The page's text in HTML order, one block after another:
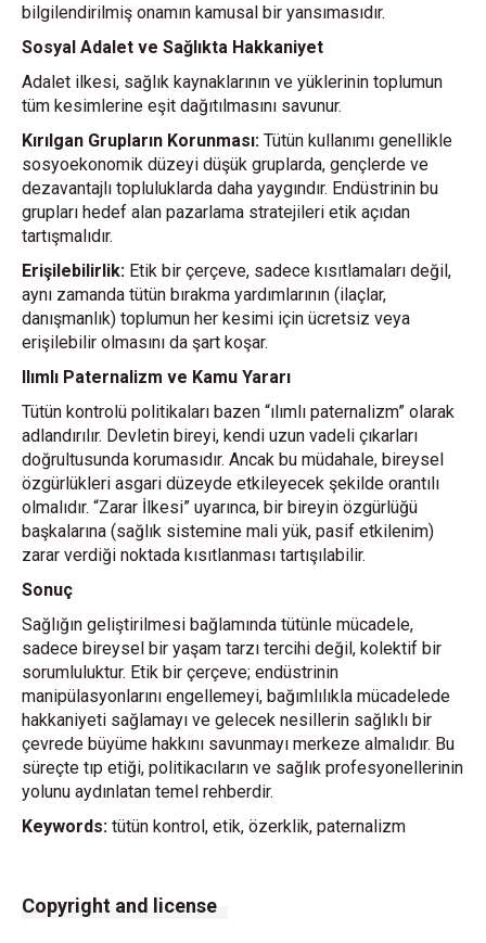
bilgilendirilmiş onamın kamusal bir yansımasıdır.
Sosyal Adalet ve Sağlıkta Hakkaniyet
Adalet ilkesi, sağlık kaynaklarının ve yüklerinin toplumun
tüm kesimlerine eşit dağıtılmasını savunur.
Kırılgan Grupların Korunması: Tütün kullanımı genellikle
sosyoekonomik düzeyi düşük gruplarda, gençlerde ve
dezavantajlı topluluklarda daha yaygındır. Endüstrinin bu
grupları hedef alan pazarlama stratejileri etik açıdan
tartışmalıdır.
Erişilebilirlik: Etik bir çerçeve, sadece kısıtlamaları değil,
aynı zamanda tütün bırakma yardımlarının (ilaçlar,
danışmanlık) toplumun her kesimi için ücretsiz veya
erişilebilir olmasını da şart koşar.
Ilımlı Paternalizm ve Kamu Yararı
Tütün kontrolü politikaları bazen “ılımlı paternalizm” olarak
adlandırılır. Devletin bireyi, kendi uzun vadeli çıkarları
doğrultusunda korumasıdır. Ancak bu müdahale, bireysel
özgürlükleri asgari düzeyde etkileyecek şekilde orantılı
olmalıdır. “Zarar İlkesi” uyarınca, bir bireyin özgürlüğü
başkalarına (sağlık sistemine mali yük, pasif etkilenim)
zarar verdiği noktada kısıtlanması tartışılabilir.
Sonuç
Sağlığın geliştirilmesi bağlamında tütünle mücadele,
sadece bireysel bir yaşam tarzı tercihi değil, kolektif bir
sorumluluktur. Etik bir çerçeve; endüstrinin
manipülasyonlarını engellemeyi, bağımlılıkla mücadelede
hakkaniyeti sağlamayı ve gelecek nesillerin sağlıklı bir
çevrede büyüme hakkını savunmayı merkeze almalıdır. Bu
süreçte tıp etiği, politikacıların ve sağlık profesyonellerinin
yolunu aydınlatan temel rehberdir.
Keywords: tütün kontrol, etik, özerklik, paternalizm
Copyright and license